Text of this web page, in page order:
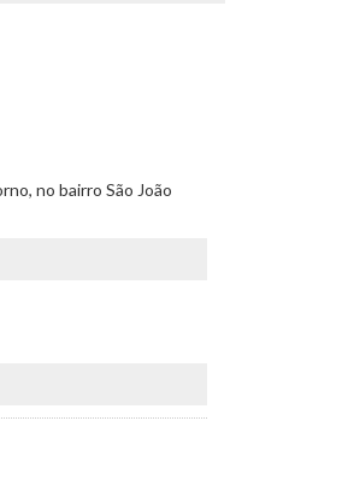
no bairro São João